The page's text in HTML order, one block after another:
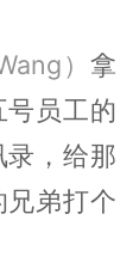
） 拿
员工的
，给那
兄弟打个